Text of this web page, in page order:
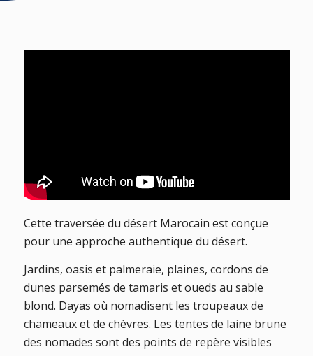
Cette traversée du désert Marocain est conçue
pour une approche authentique du désert.
Jardins, oasis et palmeraie, plaines, cordons de
dunes parsemés de tamaris et oueds au sable
blond. Dayas où nomadisent les troupeaux de
chameaux et de chèvres. Les tentes de laine brune
des nomades sont des points de repère visibles